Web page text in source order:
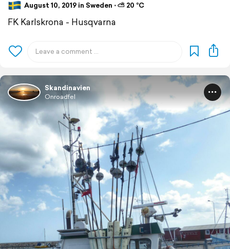
August 10, 2019 in Sweden ⋅ ⛅ 20 °C
FK Karlskrona - Husqvarna
Skandinavien
Onroadfel